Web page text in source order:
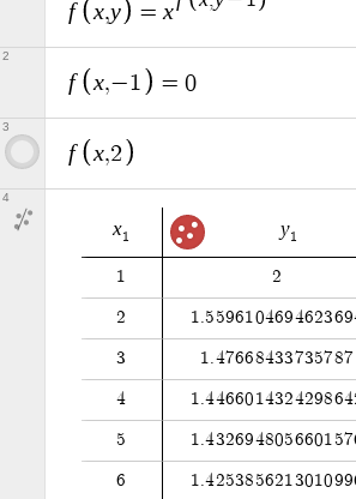
f x,y = x
f x,−1 = 0
2
f x,2
3
x1 y1
1 2
2 1.559610469462369
3 1.47668433735787
4 1.44660 1432429864
5 1.432694805660157
6 1.425385621301099
4